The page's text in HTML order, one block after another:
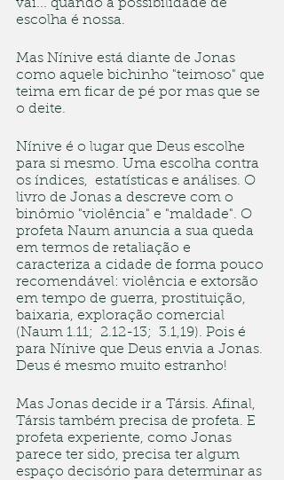
vai... quando a possibilidade de
escolha é nossa.
Mas Nínive está diante de Jonas
como aquele bichinho "teimoso" que
teima em ficar de pé por mas que se
o deite.
Nínive é o lugar que Deus escolhe
para si mesmo. Uma escolha contra
os índices,  estatísticas e análises. O
livro de Jonas a descreve com o
binômio "violência" e "maldade". O
profeta Naum anuncia a sua queda
em termos de retaliação e
caracteriza a cidade de forma pouco
recomendável: violência e extorsão
em tempo de guerra, prostituição,
baixaria, exploração comercial
(Naum 1.11;  2.12-13;  3.1,19). Pois é
para Nínive que Deus envia a Jonas.
Deus é mesmo muito estranho!
Mas Jonas decide ir a Társis. Afinal,
Társis também precisa de profeta. E
profeta experiente, como Jonas
parece ter sido, precisa ter algum
espaço decisório para determinar as